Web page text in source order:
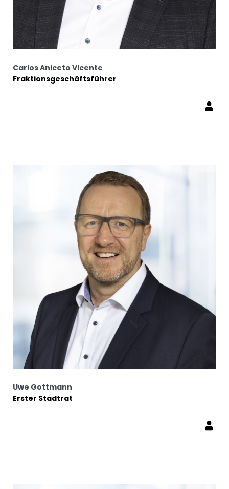
Carlos Aniceto Vicente
Fraktionsgeschäftsführer
Uwe Gottmann
Erster Stadtrat